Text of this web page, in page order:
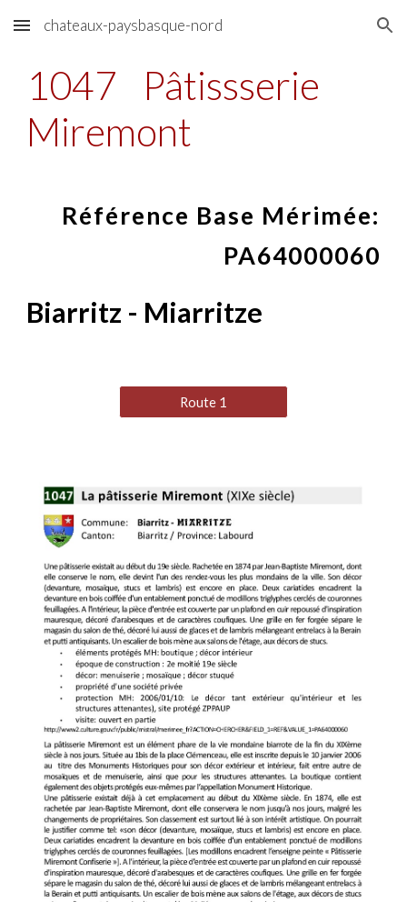
Skip to main content Skip to navigation
chateaux-paysbasque-nord
1047
Pâtissserie
Miremont
Référence Base Mérimée:
PA64000060
Biarritz - Miarritze
Route 1